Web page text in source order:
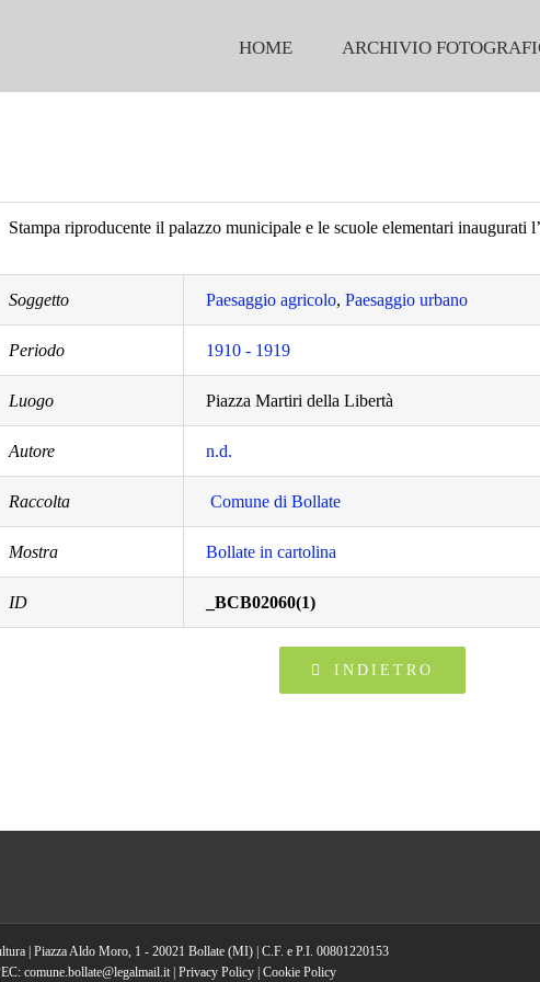
HOME ARCHIVIO
Stampa riproducente il palazzo municipale e le scuole elementari inaugurati
Soggetto Paesaggio agricolo,Paesaggio urbano
Periodo 1910 - 1919
Luogo Piazza Martiri della Libertà
Autore n.d.
Raccolta Comune di Bollate
Mostra Bollate in cartolina
ID _BCB02060(1)
INDIETRO
| Piazza Aldo Moro, 1 - 20021 Bollate (MI) | C.F. e P.I. 00801220153
comune.bollate@legalmail.it | Privacy Policy Cookie Policy